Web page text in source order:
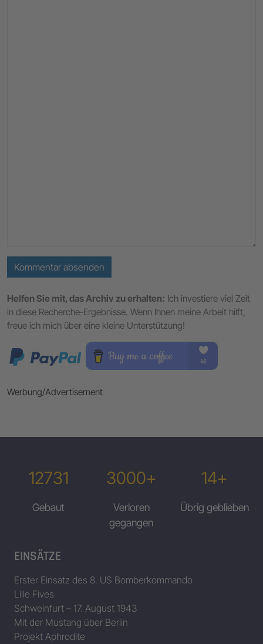
Kommentar absenden
Helfen Sie mit, das Archiv zu erhalten: Ich investiere viel Zeit
in diese Recherche-Ergebnisse. Wenn Ihnen meine Arbeit hilft,
freue ich mich über eine kleine Unterstützung!
Werbung/Advertisement
12731
Gebaut
3000+
Verloren
gegangen
14+
Übrig geblieben
EINSÄTZE
Erster Einsatz des 8. US Bomberkommando
Lille Fives
Schweinfurt – 17. August 1943
Mit der Mustang über Berlin
Projekt Aphrodite